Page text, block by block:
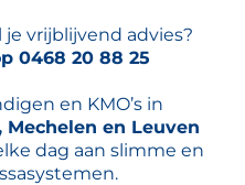
vrijblijvend advies?
0468 20 88 25
en KMO’s in
Mechelen en Leuven
dag aan slimme en